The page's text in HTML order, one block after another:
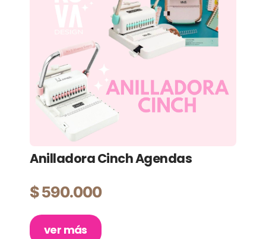
Anilladora Cinch Agendas
$590.000
ver más